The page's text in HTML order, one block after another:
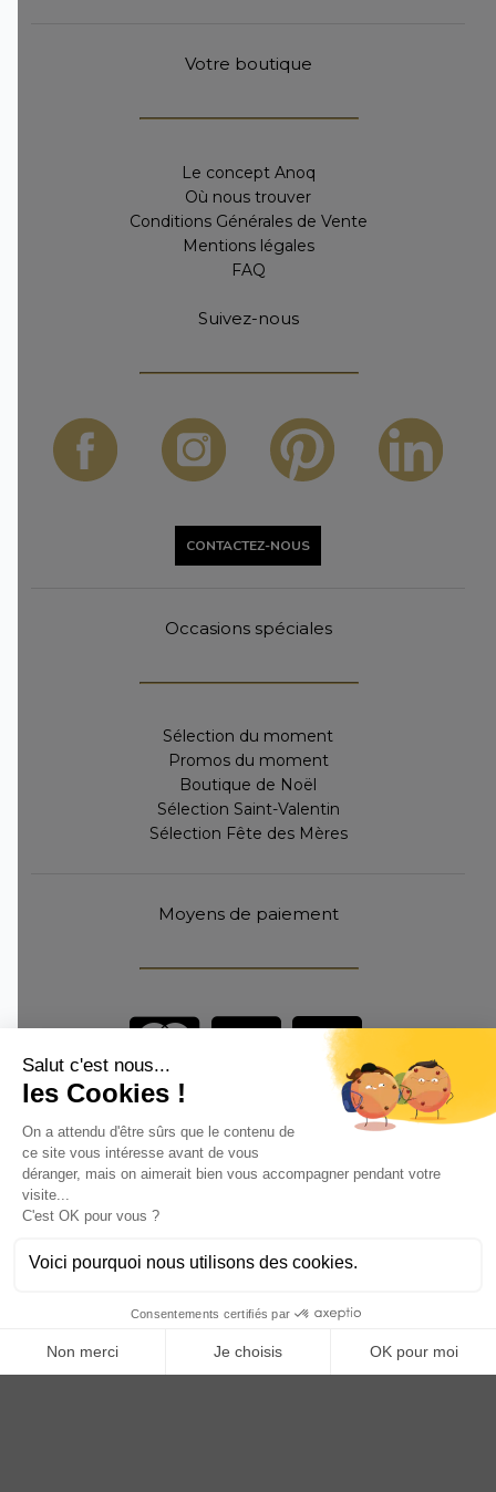
Votre boutique
Le concept Anoq
Où nous trouver
Conditions Générales de Vente
Mentions légales
FAQ
Suivez-nous
CONTACTEZ-NOUS
Occasions spéciales
Sélection du moment
Promos du moment
Boutique de Noël
Sélection Saint-Valentin
Sélection Fête des Mères
Moyens de paiement
Vous êtes un professionnel ?
Anoq bénéficie du soutien financier de la région Hauts de